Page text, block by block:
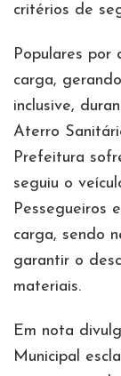
critérios de
Populares por
carga,
inclusive,
Aterro
Prefeitura
seguiu o
Pessegueiros
carga, sendo
garantir o
materiais.
Em nota
Municipal